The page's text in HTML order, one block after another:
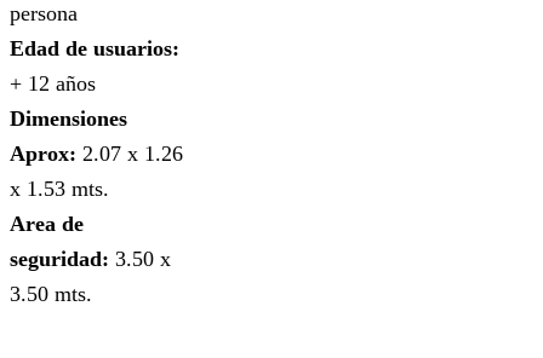
persona
Edad de usuarios:
+ 12 años
Dimensiones
Aprox: 2.07 x 1.26
x 1.53 mts.
Area de
seguridad: 3.50 x
3.50 mts.